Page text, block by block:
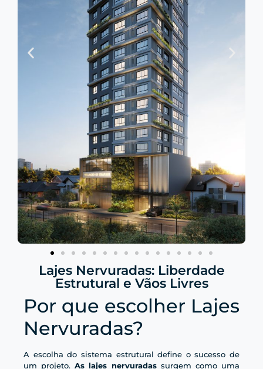
Lajes Nervuradas: Liberdade
Estrutural e Vãos Livres
Por que escolher Lajes
Nervuradas?
A escolha do sistema estrutural define o sucesso de
um projeto.As lajes nervuradassurgem como uma